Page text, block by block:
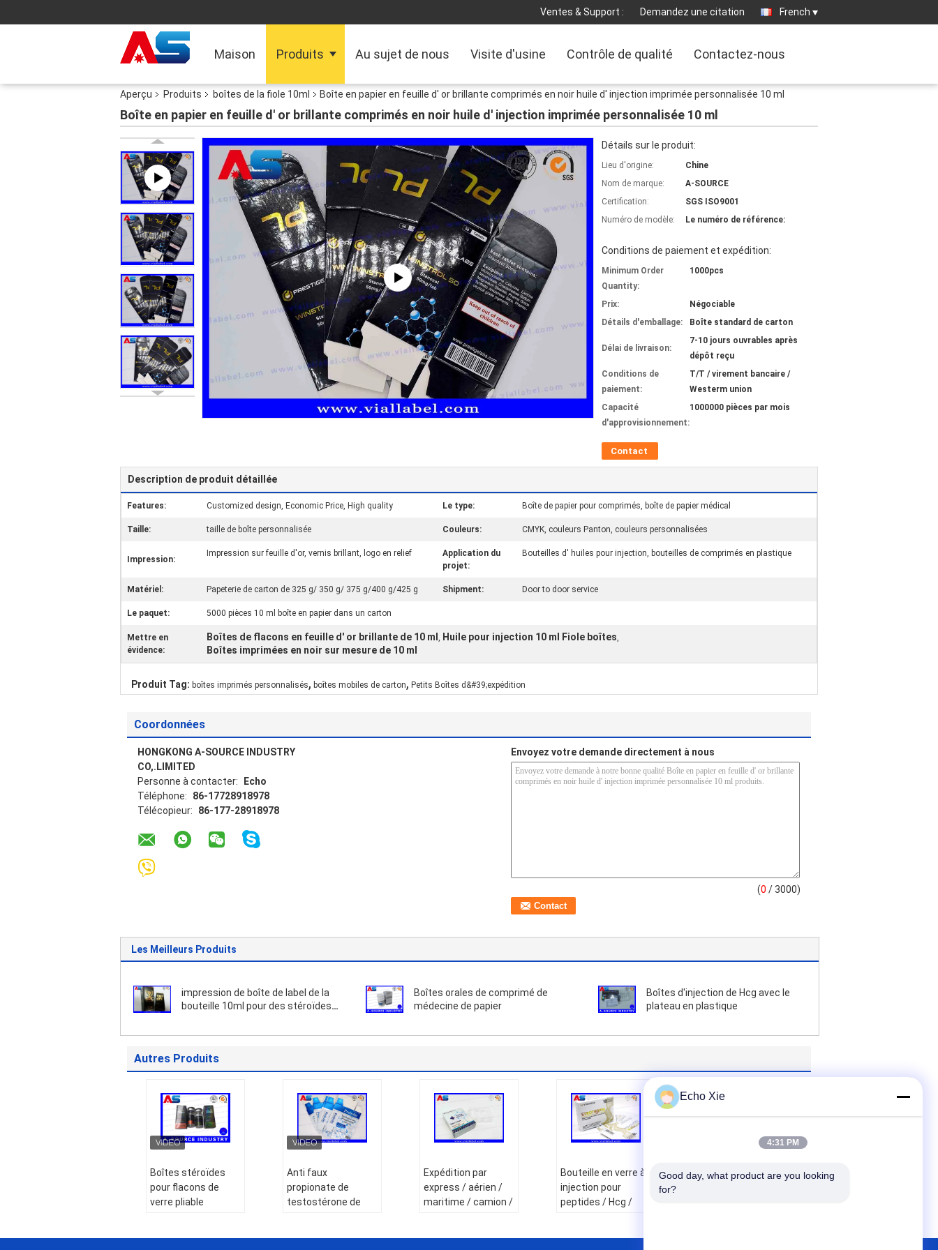
Ventes & Support : Demandez une citation French
Maison Produits Au sujet de nous Visite d'usine Contrôle de qualité Contactez-nous
Aperçu Produits boîtes de la fiole 10ml Boîte en papier en feuille d' or brillante comprimés en noir huile d' injection imprimée personnalisée 10 ml
Boîte en papier en feuille d' or brillante comprimés en noir huile d' injection imprimée personnalisée 10 ml
Détails sur le produit:
Lieu d'origine:
Chine
Nom de marque:
A-SOURCE
Certification:
SGS ISO9001
Numéro de modèle:
Le numéro de référence:
Conditions de paiement et expédition:
Minimum Order
Quantity:
1000pcs
Prix:
Négociable
Détails d'emballage:
Boîte standard de carton
Délai de livraison:
7-10 jours ouvrables après
dépôt reçu
Conditions de
paiement:
T/T / virement bancaire /
Westerm union
Capacité
d'approvisionnement:
1000000 pièces par mois
Contact
Description de produit détaillée
Features: Customized design, Economic Price, High quality Le type: Boîte de papier pour comprimés, boîte de papier médical
Taille: taille de boîte personnalisée Couleurs: CMYK, couleurs Panton, couleurs personnalisées
Impression:
Impression sur feuille d'or, vernis brillant, logo en relief
Application du
projet:
Bouteilles d' huiles pour injection, bouteilles de comprimés en plastique
Matériel: Papeterie de carton de 325 g/ 350 g/ 375 g/400 g/425 g Shipment: Door to door service
Le paquet: 5000 pièces 10 ml boîte en papier dans un carton
Mettre en
évidence:
Boîtes de flacons en feuille d' or brillante de 10 ml , Huile pour injection 10 ml Fiole boîtes,
Boîtes imprimées en noir sur mesure de 10 ml
Produit Tag: boîtes imprimés personnalisés, boîtes mobiles de carton, Petits Boîtes d&#39;expédition
Coordonnées
HONGKONG A-SOURCE INDUSTRY
CO,.LIMITED
Personne à contacter:
Echo
Téléphone:
86-17728918978
Télécopieur:
86-177-28918978
Envoyez votre demande directement à nous
(0 / 3000)
Les Meilleurs Produits
impression de boîte de label de la
bouteille 10ml pour des stéroïdes
Boîtes orales de comprimé de
médecine de papier
Boîtes d'injection de Hcg avec le
plateau en plastique
Autres Produits
Boîtes stéroïdes
pour flacons de
verre pliable
Anti faux
propionate de
testostérone de
Expédition par
express / aérien /
maritime / camion /
Bouteille en verre à
injection pour
peptides / Hcg /
Hologramme
Echo Xie
4:31 PM
Good day, what product are you looking
for?